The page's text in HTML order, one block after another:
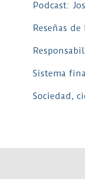
Podcast:
Reseñas de
Sistema
Sociedad,